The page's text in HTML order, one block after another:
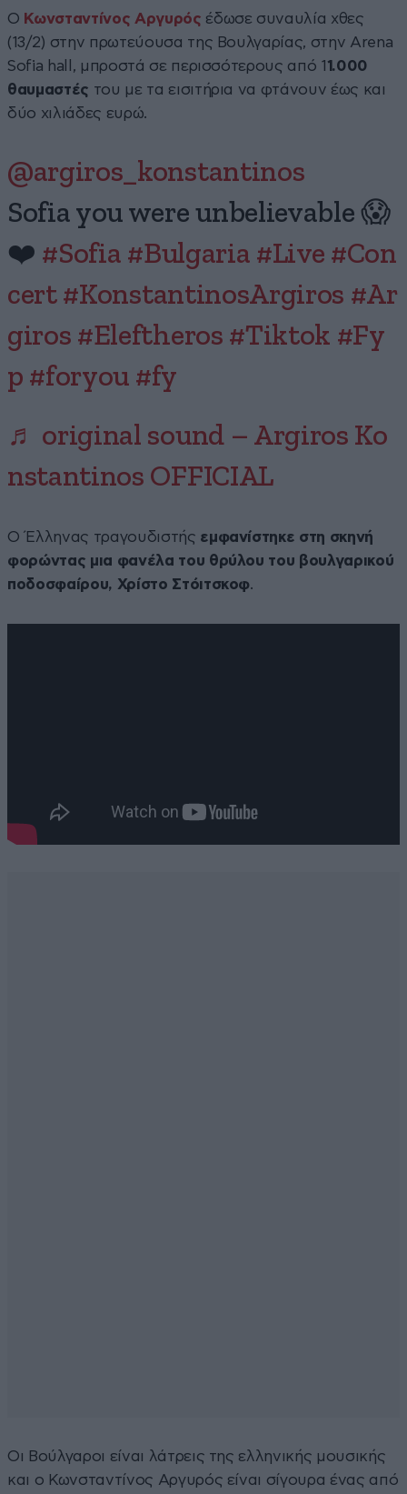
Ο Κωνσταντίνος Αργυρός έδωσε συναυλία χθες
(13/2) στην πρωτεύουσα της Βουλγαρίας, στην Arena
Sofia hall, μπροστά σε περισσότερους από 1 1.000
θαυμαστές του με τα εισιτήρια να φτάνουν έως και
δύο χιλιάδες ευρώ.
@argiros_konstantinos
Sofia you were unbelievable 😱
❤️ #Sofia #Bulgaria #Live #Con
cert #KonstantinosArgiros #Ar
giros #Eleftheros #Tiktok #Fy
p #foryou #fy
♬ original sound – Argiros Ko
nstantinos OFFICIAL
Ο Έλληνας τραγουδιστής εμφανίστηκε στη σκηνή
φορώντας μια φανέλα του θρύλου του βουλγαρικού
ποδοσφαίρου, Χρίστο Στόιτσκοφ.
Οι Βούλγαροι είναι λάτρεις της ελληνικής μουσικής
και ο Κωνσταντίνος Αργυρός είναι σίγουρα ένας από